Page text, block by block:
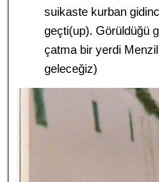
suikaste kurban
geçti(up). Görüldüğü
çatma bir yerdi
geleceğiz)